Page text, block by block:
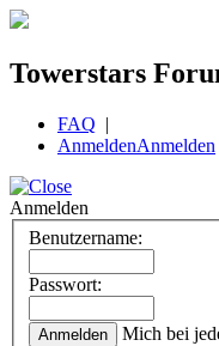
Towerstars
FAQ |
AnmeldenAnmelden
Anmelden
Benutzername:
Passwort:
Mich bei